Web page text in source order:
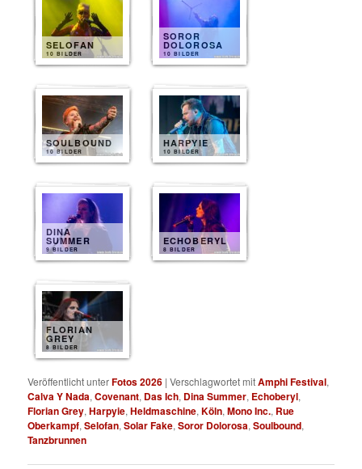
SELOFAN
10 BILDER
SOROR
DOLOROSA
10 BILDER
SOULBOUND
10 BILDER
HARPYIE
10 BILDER
DINA
SUMMER
9 BILDER
ECHOBERYL
8 BILDER
FLORIAN
GREY
8 BILDER
Veröffentlicht unterFotos 2026 |Verschlagwortet mitAmphi Festival,
Calva Y Nada,Covenant, Das Ich, Dina Summer, Echoberyl,
Florian Grey,Harpyie,Heldmaschine,Köln,Mono Inc., Rue
Oberkampf,Selofan,Solar Fake,Soror Dolorosa,Soulbound,
Tanzbrunnen